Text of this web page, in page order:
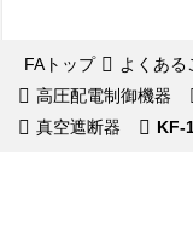
FAトップ よくある
高圧配電制御機器
真空遮断器
KF-